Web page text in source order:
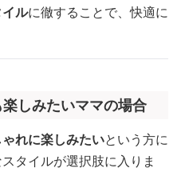
ルに徹することで、快適に
しみたいママの場合
れに楽しみたいという方に
タイルが選択肢に入りま